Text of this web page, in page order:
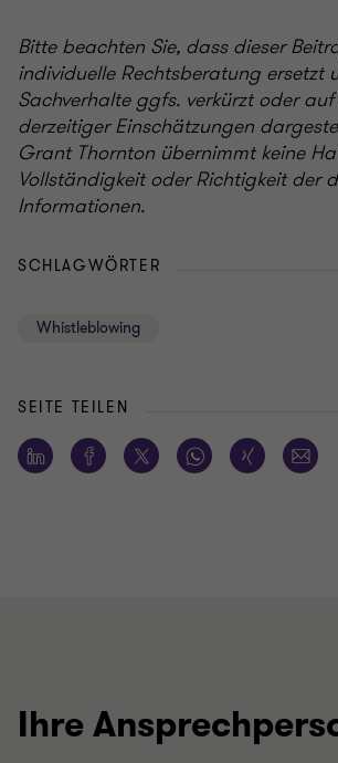
Bitte beachten Sie, dass dieser
individuelle Rechtsberatung ersetzt
Sachverhalte ggfs. verkürzt oder
derzeitiger Einschätzungen
Grant Thornton übernimmt keine
Vollständigkeit oder Richtigkeit der
Informationen.
SCHLAGWÖRTER
Whistleblowing
SEITE TEILEN
Ihre